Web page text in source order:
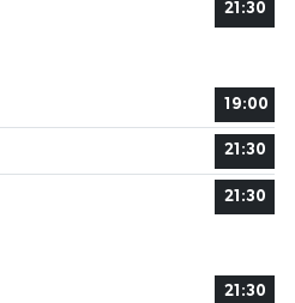
21:30
19:00
21:30
21:30
21:30